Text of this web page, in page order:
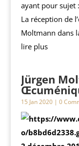
ayant pour sujet
La réception de
Moltmann dans
lire plus
Jürgen
15 Jan 2020| 0